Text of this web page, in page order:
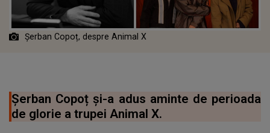
Șerban Copoț, despre Animal X
Șerban Copoț și-a adus aminte de perioada
de glorie a trupei Animal X.